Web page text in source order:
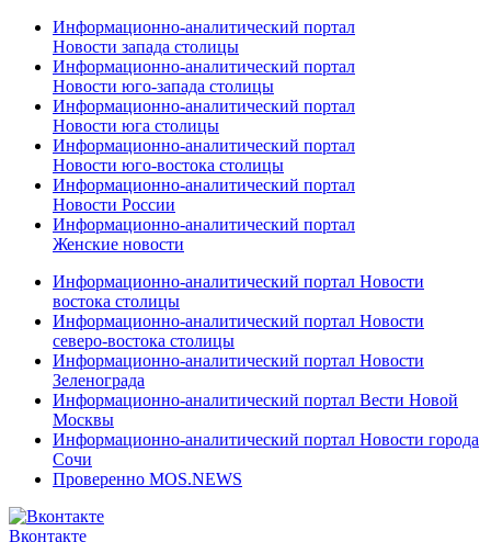
Информационно-аналитический портал
Новости запада столицы
Информационно-аналитический портал
Новости юго-запада столицы
Информационно-аналитический портал
Новости юга столицы
Информационно-аналитический портал
Новости юго-востока столицы
Информационно-аналитический портал
Новости России
Информационно-аналитический портал
Женские новости
Информационно-аналитический портал Новости
востока столицы
Информационно-аналитический портал Новости
северо-востока столицы
Информационно-аналитический портал Новости
Зеленограда
Информационно-аналитический портал Вести Новой
Москвы
Информационно-аналитический портал Новости города
Сочи
Проверенно MOS.NEWS
Вконтакте